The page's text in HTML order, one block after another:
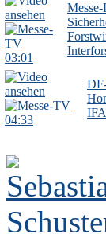
03:01
04:33